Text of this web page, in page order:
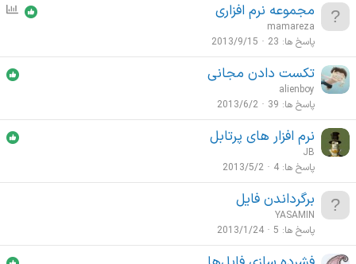
ن
ن
مجموعه نرم افزاری
mamareza
پاسخ ها 23
2013/9/15
تکست دادن مجانی
alienboy
پاسخ ها 39
2013/6/2
نرم افزار های پرتابل
JB
پاسخ ها 4
2013/5/2
برگرداندن فایل
YASAMIN
پاسخ ها 5
2013/1/24